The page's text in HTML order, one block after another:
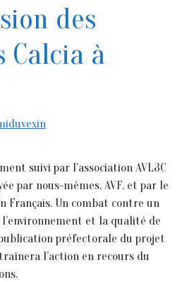
des
Calcia à
suivi par l’association AVL3C
par nous-mêmes, AVF, et par le
Français. Un combat contre un
et la qualité de
préfectorale du projet
l’action en recours du